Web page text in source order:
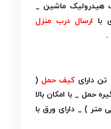
هیدرولیک ماشین _
با ارسال درب منزل
.
دارای کیف حمل (
حمل _ با امکان بالا